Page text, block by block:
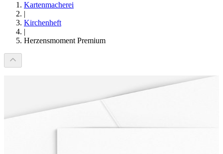
Kartenmacherei
|
Kirchenheft
|
Herzensmoment Premium